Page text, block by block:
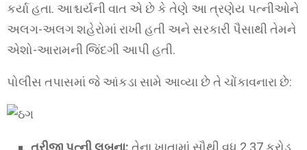
કર્યા હતા. આશ્ચર્યની વાત એ છે કે તેણે આ ત્રણેય પત્નીઓને
અલગ-અલગ શહેરોમાં રાખી હતી અને સરકારી પૈસાથી તેમને
એશો-આરામની જિંદગી આપી હતી.
પોલીસ તપાસમાં જે આંકડા સામે આવ્યા છે તે ચોંકાવનારા છે:
ત્રીજી પત્ની લુબના: તેના ખાતામાં સૌથી વધુ 2.37 કરોડ